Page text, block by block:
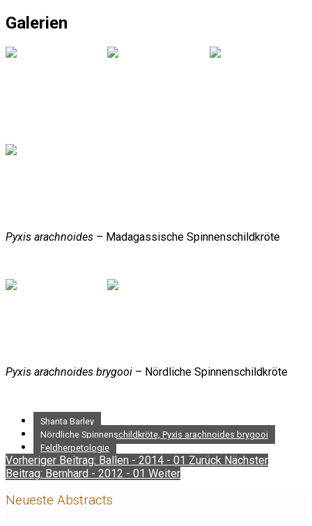
Galerien
Pyxis arachnoides – Madagassische Spinnenschildkröte
Pyxis arachnoides brygooi – Nördliche Spinnenschildkröte
Shanta Barley
Nördliche Spinnenschildkröte, Pyxis arachnoides brygooi
Feldherpetologie
Vorheriger Beitrag: Ballen - 2014 - 01 Zurück Nächster
Beitrag: Bernhard - 2012 - 01 Weiter
Neueste Abstracts